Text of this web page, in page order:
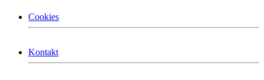
Cookies
Kontakt